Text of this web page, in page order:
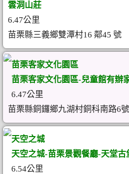
雲洞山莊
6.47公里
苗栗縣三義鄉雙潭村16 鄰45 號
苗栗客家文化園區
苗栗客家文化園區-兒童館有辦
6.47公里
苗栗縣銅鑼鄉九湖村銅科南路6號
天空之城
天空之城-苗栗景觀餐廳-天堂古
6.54公里